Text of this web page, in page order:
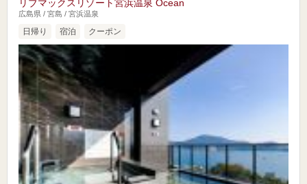
リブマックスリゾート宮浜温泉 Ocean
広島県 / 宮島 / 宮浜温泉
日帰り 宿泊 クーポン